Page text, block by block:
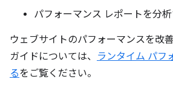
パフォーマンス レポートを分析
ウェブサイトのパフォーマンスを改
ガイドについては、 ランタイム パフ
るをご覧ください。